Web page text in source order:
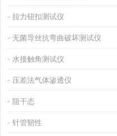
拉力钮扣测试仪
无菌导丝抗弯曲破坏测试仪
水接触角测试仪
压差法气体渗透仪
阻干态
针管韧性